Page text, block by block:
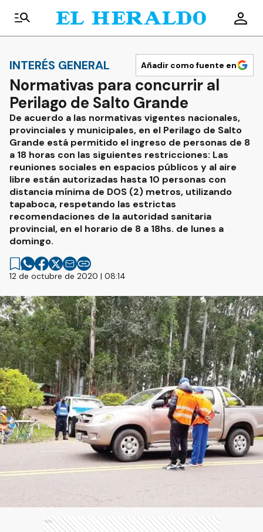
INTERÉS GENERAL Añadir como fuente en
Normativas para concurrir al
Perilago de Salto Grande
De acuerdo a las normativas vigentes nacionales,
provinciales y municipales, en el Perilago de Salto
Grande está permitido el ingreso de personas de 8
a 18 horas con las siguientes restricciones: Las
reuniones sociales en espacios públicos y al aire
libre están autorizadas hasta 10 personas con
distancia mínima de DOS (2) metros, utilizando
tapaboca, respetando las estrictas
recomendaciones de la autoridad sanitaria
provincial, en el horario de 8 a 18hs. de lunes a
domingo.
12 de octubre de 2020 | 08:14
Ads